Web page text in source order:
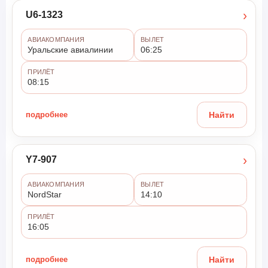
U6-1323 ›
АВИАКОМПАНИЯ
Уральские авиалинии
ВЫЛЕТ
06:25
ПРИЛЁТ
08:15
подробнее Найти
Y7-907 ›
АВИАКОМПАНИЯ
NordStar
ВЫЛЕТ
14:10
ПРИЛЁТ
16:05
подробнее Найти